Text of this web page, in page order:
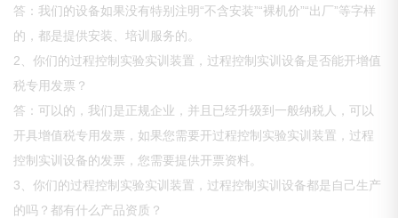
答：我们的设备如果没有特别注明“不含安装”“裸机价”“出厂”等字样
的，都是提供安装、培训服务的。
2、你们的过程控制实验实训装置，过程控制实训设备是否能开增值
税专用发票？
答：可以的，我们是正规企业，并且已经升级到一般纳税人，可以
开具增值税专用发票，如果您需要开过程控制实验实训装置，过程
控制实训设备的发票，您需要提供开票资料。
3、你们的过程控制实验实训装置，过程控制实训设备都是自己生产
的吗？都有什么产品资质？